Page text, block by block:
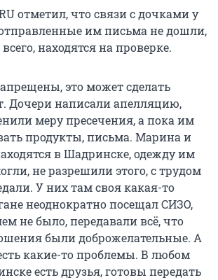
отметил, что связи с дочками у
им письма не дошли,
находятся на проверке.
это может сделать
Дочери написали апелляцию,
меру пресечения, а пока им
продукты, письма. Марина и
в Шадринске, одежду им
не разрешили этого, с трудом
У них там своя какая-то
неоднократно посещал СИЗО,
не было, передавали всё, что
были доброжелательные. А
какие-то проблемы. В любом
есть друзья, готовы передать